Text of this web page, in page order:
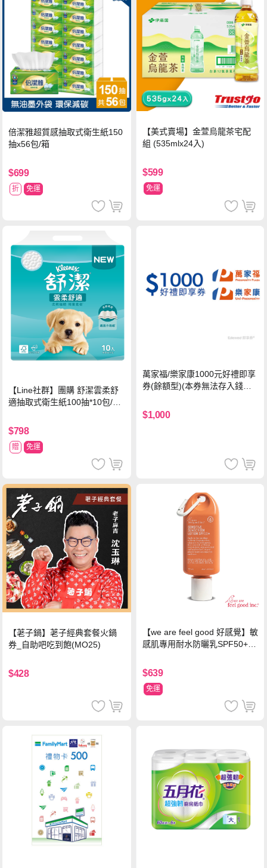
倍潔雅超質感抽取式衛生紙150
抽x56包/箱
$699
折 免運
【美式賣場】金萱烏龍茶宅配
組 (535mlx24入)
$599
免運
【Line社群】團購 舒潔雲柔舒
適抽取式衛生紙100抽*10包/6
$798
贈 免運
萬家福/樂家康1000元好禮即享
券(餘額型)(本券無法存入錢包
$1,000
【荖子鍋】荖子經典套餐火鍋
券_自助吧吃到飽(MO25)
$428
【we are feel good 好感覺】敏
感肌專用耐水防曬乳SPF50+ 7
$639
免運